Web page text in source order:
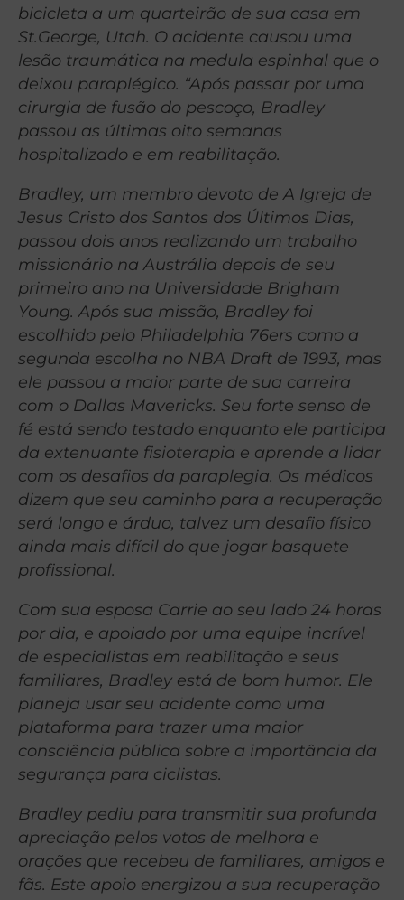
bicicleta a um quarteirão de sua casa em
St.George, Utah. O acidente causou uma
lesão traumática na medula espinhal que o
deixou paraplégico. “Após passar por uma
cirurgia de fusão do pescoço, Bradley
passou as últimas oito semanas
hospitalizado e em reabilitação.
Bradley, um membro devoto de A Igreja de
Jesus Cristo dos Santos dos Últimos Dias,
passou dois anos realizando um trabalho
missionário na Austrália depois de seu
primeiro ano na Universidade Brigham
Young. Após sua missão, Bradley foi
escolhido pelo Philadelphia 76ers como a
segunda escolha no NBA Draft de 1993, mas
ele passou a maior parte de sua carreira
com o Dallas Mavericks. Seu forte senso de
fé está sendo testado enquanto ele participa
da extenuante fisioterapia e aprende a lidar
com os desafios da paraplegia. Os médicos
dizem que seu caminho para a recuperação
será longo e árduo, talvez um desafio físico
ainda mais difícil do que jogar basquete
profissional.
Com sua esposa Carrie ao seu lado 24 horas
por dia, e apoiado por uma equipe incrível
de especialistas em reabilitação e seus
familiares, Bradley está de bom humor. Ele
planeja usar seu acidente como uma
plataforma para trazer uma maior
consciência pública sobre a importância da
segurança para ciclistas.
Bradley pediu para transmitir sua profunda
apreciação pelos votos de melhora e
orações que recebeu de familiares, amigos e
fãs. Este apoio energizou a sua recuperação